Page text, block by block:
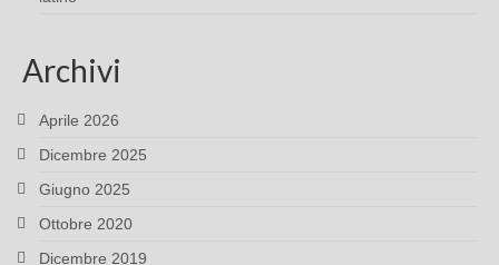
Archivi
Aprile 2026
Dicembre 2025
Giugno 2025
Ottobre 2020
Dicembre 2019